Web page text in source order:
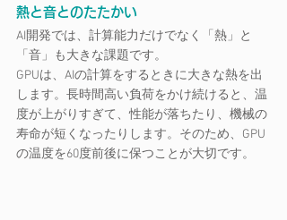
熱と音とのたたかい
AI開発では、計算能力だけでなく「熱」と
「音」も大きな課題です。
GPUは、AIの計算をするときに大きな熱を出
します。長時間高い負荷をかけ続けると、温
度が上がりすぎて、性能が落ちたり、機械の
寿命が短くなったりします。そのため、GPU
の温度を60度前後に保つことが大切です。